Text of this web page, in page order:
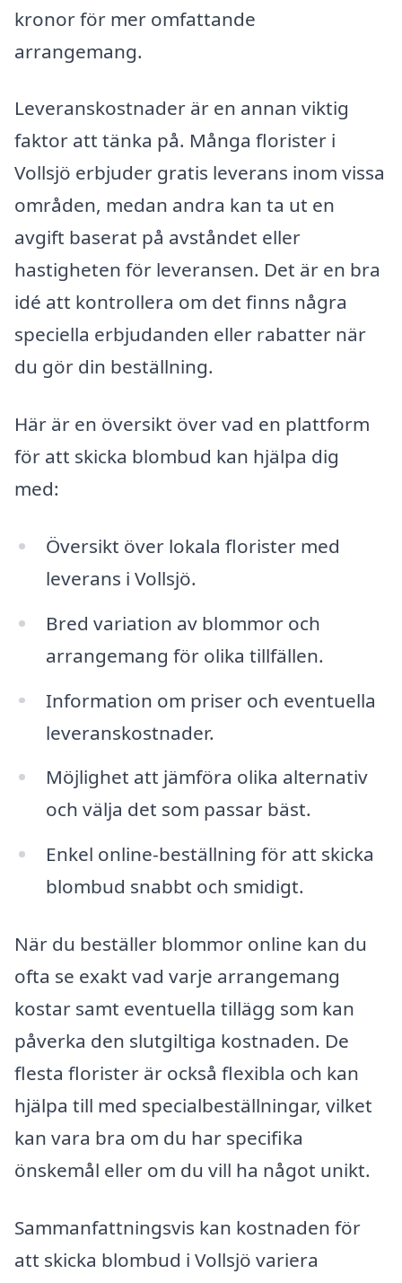
kronor för mer omfattande
arrangemang.
Leveranskostnader är en annan viktig
faktor att tänka på. Många florister i
Vollsjö erbjuder gratis leverans inom vissa
områden, medan andra kan ta ut en
avgift baserat på avståndet eller
hastigheten för leveransen. Det är en bra
idé att kontrollera om det finns några
speciella erbjudanden eller rabatter när
du gör din beställning.
Här är en översikt över vad en plattform
för att skicka blombud kan hjälpa dig
med:
Översikt över lokala florister med
leverans i Vollsjö.
Bred variation av blommor och
arrangemang för olika tillfällen.
Information om priser och eventuella
leveranskostnader.
Möjlighet att jämföra olika alternativ
och välja det som passar bäst.
Enkel online-beställning för att skicka
blombud snabbt och smidigt.
När du beställer blommor online kan du
ofta se exakt vad varje arrangemang
kostar samt eventuella tillägg som kan
påverka den slutgiltiga kostnaden. De
flesta florister är också flexibla och kan
hjälpa till med specialbeställningar, vilket
kan vara bra om du har specifika
önskemål eller om du vill ha något unikt.
Sammanfattningsvis kan kostnaden för
att skicka blombud i Vollsjö variera